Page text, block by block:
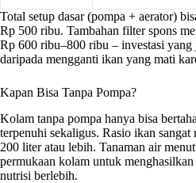
Total setup dasar (pompa + aerator)
Rp 500 ribu. Tambahan filter spons
Rp 600 ribu–800 ribu – investasi yang
daripada mengganti ikan yang mati
Kapan Bisa Tanpa Pompa?
Kolam tanpa pompa hanya bisa
terpenuhi sekaligus. Rasio ikan sangat
200 liter atau lebih. Tanaman air
permukaan kolam untuk
nutrisi berlebih.